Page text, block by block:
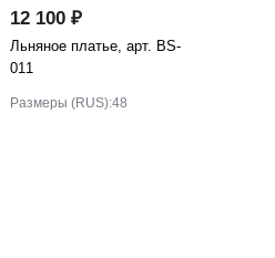
12 100 ₽
Льняное платье, арт. BS-
011
Размеры (RUS):48